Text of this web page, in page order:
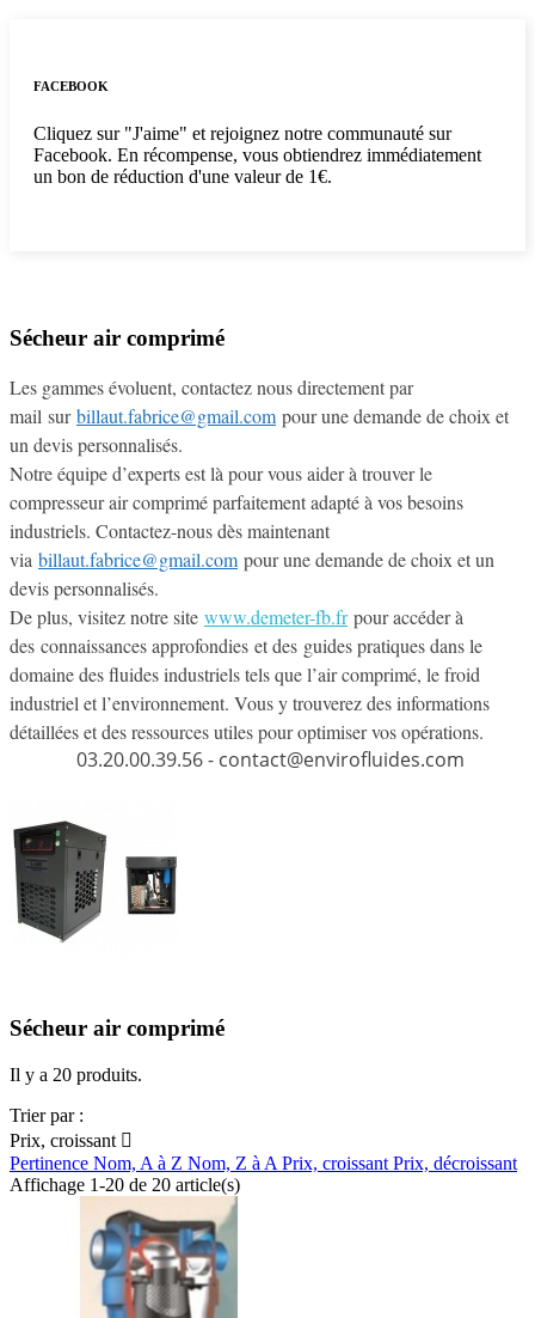
FACEBOOK
Cliquez sur "J'aime" et rejoignez notre communauté sur
Facebook. En récompense, vous obtiendrez immédiatement
un bon de réduction d'une valeur de 1€.
Sécheur air comprimé
Les gammes évoluent, contactez nous directement par
mail surbillaut.fabrice@gmail.com pour une demande de choix et
un devis personnalisés.
Notre équipe d’experts est là pour vous aider à trouver le
compresseur air comprimé parfaitement adapté à vos besoins
industriels. Contactez-nous dès maintenant
via billaut.fabrice@gmail.com pour une demande de choix et un
devis personnalisés.
De plus, visitez notre site www.demeter-fb.frpour accéder à
des connaissances approfondies et des guides pratiques dans le
domaine des fluides industriels tels que l’air comprimé, le froid
industriel et l’environnement. Vous y trouverez des informations
détaillées et des ressources utiles pour optimiser vos opérations.
03.20.00.39.56 - contact@envirofluides.com
Sécheur air comprimé
Il y a 20 produits.
Trier par :
Prix, croissant 
Pertinence Nom, A à Z Nom, Z à A Prix, croissant Prix, décroissant
Affichage 1-20 de 20 article(s)